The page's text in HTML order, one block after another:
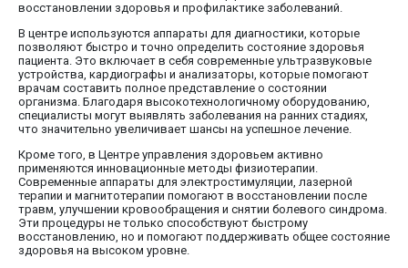
восстановлении здоровья и профилактике заболеваний.
В центре используются аппараты для диагностики, которые
позволяют быстро и точно определить состояние здоровья
пациента. Это включает в себя современные ультразвуковые
устройства, кардиографы и анализаторы, которые помогают
врачам составить полное представление о состоянии
организма. Благодаря высокотехнологичному оборудованию,
специалисты могут выявлять заболевания на ранних стадиях,
что значительно увеличивает шансы на успешное лечение.
Кроме того, в Центре управления здоровьем активно
применяются инновационные методы физиотерапии.
Современные аппараты для электростимуляции, лазерной
терапии и магнитотерапии помогают в восстановлении после
травм, улучшении кровообращения и снятии болевого синдрома.
Эти процедуры не только способствуют быстрому
восстановлению, но и помогают поддерживать общее состояние
здоровья на высоком уровне.